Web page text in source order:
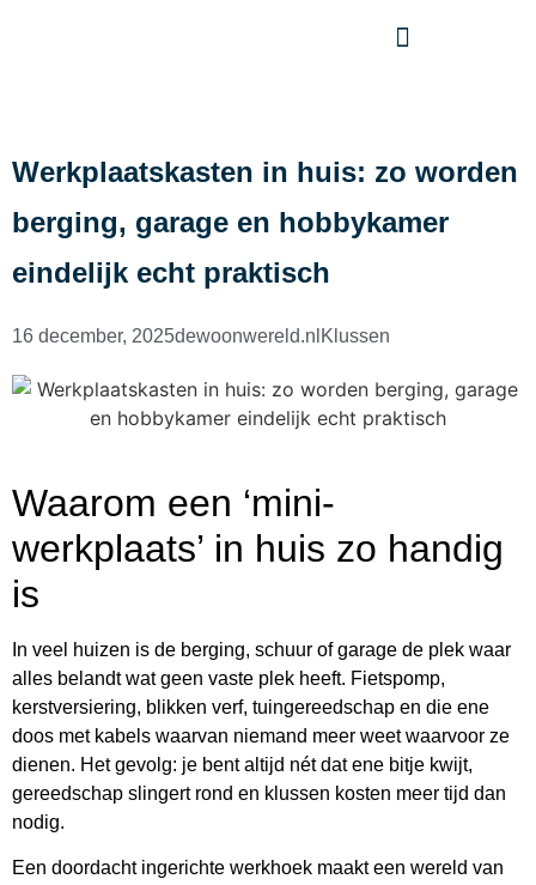
Werkplaatskasten in huis: zo worden
berging, garage en hobbykamer
eindelijk echt praktisch
16 december, 2025dewoonwereld.nl Klussen
Waarom een ‘mini-
werkplaats’ in huis zo handig
is
In veel huizen is de berging, schuur of garage de plek waar
alles belandt wat geen vaste plek heeft. Fietspomp,
kerstversiering, blikken verf, tuingereedschap en die ene
doos met kabels waarvan niemand meer weet waarvoor ze
dienen. Het gevolg: je bent altijd nét dat ene bitje kwijt,
gereedschap slingert rond en klussen kosten meer tijd dan
nodig.
Een doordacht ingerichte werkhoek maakt een wereld van